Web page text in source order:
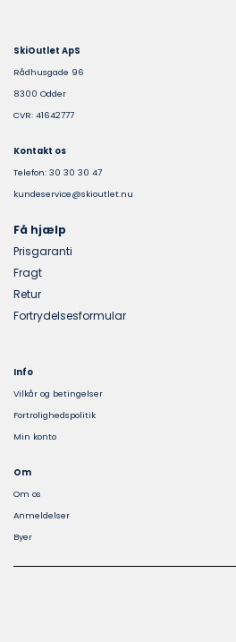
SkiOutlet ApS
Rådhusgade 96
8300 Odder
CVR: 41642777
Kontakt os
Telefon: 30 30 30 47
kundeservice@skioutlet.nu
Få hjælp
Prisgaranti
Fragt
Retur
Fortrydelsesformular
Info
Vilkår og betingelser
Fortrolighedspolitik
Min konto
Om
Om os
Anmeldelser
Byer